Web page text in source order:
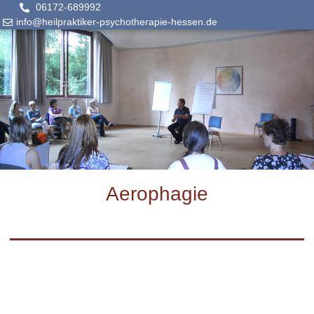
06172-689992
info@heilpraktiker-psychotherapie-hessen.de
Aerophagie